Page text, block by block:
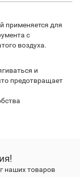
применяется для
с
воздуха.
и
предотвращает
наших товаров